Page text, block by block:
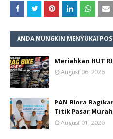
ANDA MUNGKIN MENYUKAI
Meriahkan HUT
August 06, 2026
PAN Blora
Titik Pasar Murah
August 01, 2026